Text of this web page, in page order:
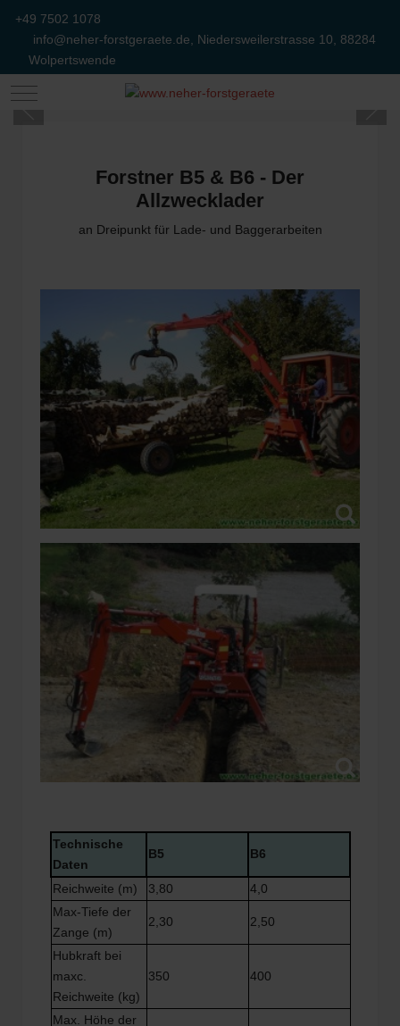
+49 7502 1078
info@neher-forstgeraete.de, Niedersweilerstrasse 10, 88284
Wolpertswende
Mobile Menu Toggle
Forstner B5 & B6 - Der
Allzwecklader
an Dreipunkt für Lade- und Baggerarbeiten
Technische
Daten
B5 B6
Reichweite (m) 3,80
4,0
Max-Tiefe der
Zange (m)
2,30 2,50
Hubkraft bei
maxc.
Reichweite (kg)
350 400
Max. Höhe der